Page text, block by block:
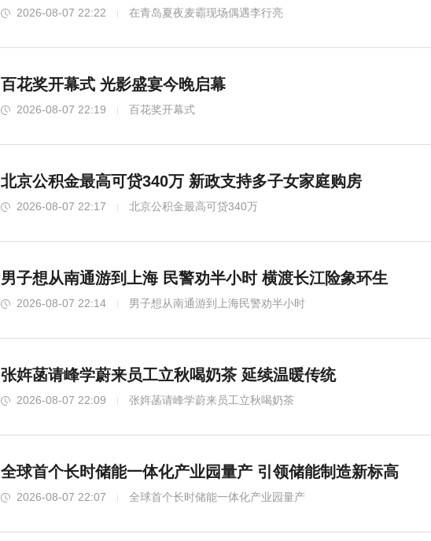
2026-08-07 22:22 在青岛夏夜麦霸现场偶遇李行亮
百花奖开幕式 光影盛宴今晚启幕
2026-08-07 22:19 百花奖开幕式
北京公积金最高可贷340万 新政支持多子女家庭购房
2026-08-07 22:17 北京公积金最高可贷340万
男子想从南通游到上海 民警劝半小时 横渡长江险象环生
2026-08-07 22:14 男子想从南通游到上海民警劝半小时
张姩菡请峰学蔚来员工立秋喝奶茶 延续温暖传统
2026-08-07 22:09 张姩菡请峰学蔚来员工立秋喝奶茶
全球首个长时储能一体化产业园量产 引领储能制造新标高
2026-08-07 22:07 全球首个长时储能一体化产业园量产